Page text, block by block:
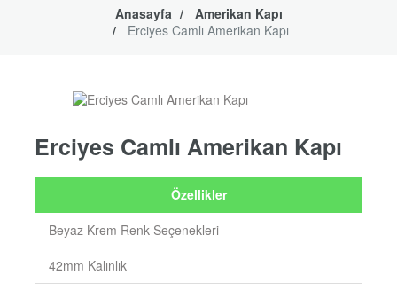
Anasayfa
Amerikan Kapı
Erciyes Camlı Amerikan Kapı
Erciyes Camlı Amerikan Kapı
Özellikler
Beyaz Krem Renk Seçenekleri
42mm Kalınlık